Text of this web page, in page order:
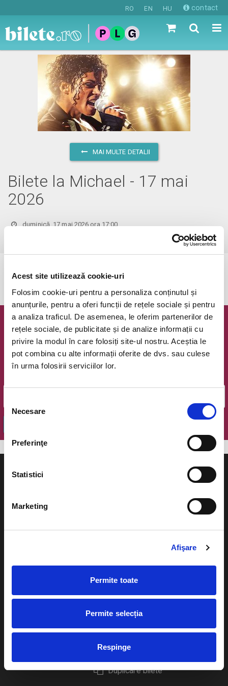
Acest site utilizează cookie-uri
Folosim cookie-uri pentru a personaliza conținutul și
anunțurile, pentru a oferi funcții de rețele sociale și pentru
a analiza traficul. De asemenea, le oferim partenerilor de
rețele sociale, de publicitate și de analize informații cu
privire la modul în care folosiți site-ul nostru. Aceștia le
pot combina cu alte informații oferite de dvs. sau culese
în urma folosirii serviciilor lor.
consimțământului
Necesare
Preferinţe
Statistici
Marketing
Afişare
Permite toate
Permite selecția
Respinge
RO EN HU contact
MAI MULTE DETALII
Bilete la Michael - 17 mai
2026
duminică, 17 mai 2026 ora 17:00
vezi pe harta
Evenimentul a expirat.
Newsletter @ Bilete.ro
Oferte exclusive si o editie saptamanala cu cele mai noi
evenimente.
Cum comand bilete?
Plata online sau cash
eBilet printat acasa
Livrare prin curier
Returnare bilete
Duplicare bilete
Evenimente
festivaluri
Pentru copii